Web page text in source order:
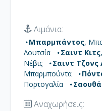
Λιμάνια:
Μπαρμπάντος,
Λουτσία
Σαιντ Κιτς
Νέβις
Σαιντ Τζονς
Μπαρμπούντα
Πορτογαλία
Αναχωρήσεις: